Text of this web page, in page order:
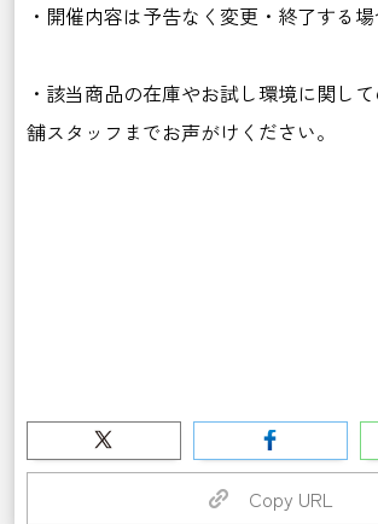
・開催内容は予告なく変更・終了する場
・該当商品の在庫やお試し環境に関し
舗スタッフまでお声がけください。
Copy URL